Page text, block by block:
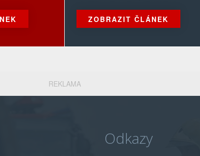
ZOBRAZIT ČLÁNEK
REKLAMA
Odkazy